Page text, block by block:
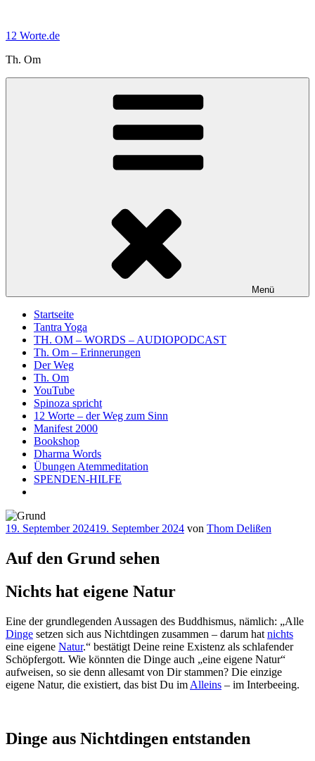
springen
12 Worte.de
Th. Om
Menü
Startseite
Tantra Yoga
TH. OM – WORDS – AUDIOPODCAST
Th. Om – Erinnerungen
Der Weg
Th. Om
YouTube
Spinoza spricht
12 Worte – der Weg zum Sinn
Manifest 2000
Bookshop
Dharma Words
Übungen Atemmeditation
SPENDEN-HILFE
Veröffentlicht
19. September 202419. September 2024 von Thom Delißen
Auf den Grund sehen
Nichts hat eigene Natur
Eine der grundlegenden Aussagen des Buddhismus, nämlich: „Alle
Dinge setzen sich aus Nichtdingen zusammen – darum hat nichts
eine eigene Natur.“ bestätigt Deine reine Existenz als schlafender
Schöpfergott. Wie könnten die Dinge auch „eine eigene Natur“
aufweisen, so sie denn allesamt von Dir stammen? Die einzige
eigene Natur, die existiert, das bist Du im Alleins – im Interbeeing.
Dinge aus Nichtdingen entstanden